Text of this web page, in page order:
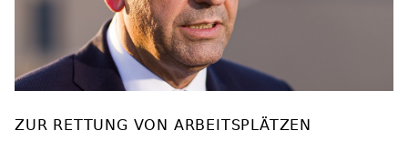
ZUR RETTUNG VON ARBEITSPLÄTZEN